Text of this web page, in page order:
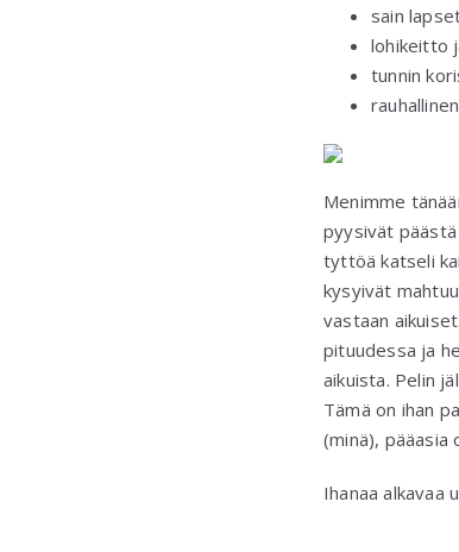
sain
lohikeitto
tunnin
Menimme
pyysivät päästä
tyttöä katseli
kysyivät
vastaan
pituudessa ja
aikuista. Pelin
Tämä on ihan
(minä), pääasia
Ihanaa alkavaa